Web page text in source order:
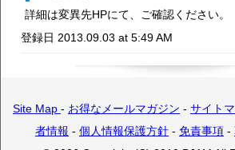
詳細は変異先HPにて、ご確認ください。
登録日 2013.09.03 at 5:49 AM
Site Map - お得なメールマガジン - サイト
者情報 - 個人情報保護方針 - 免責事項 -